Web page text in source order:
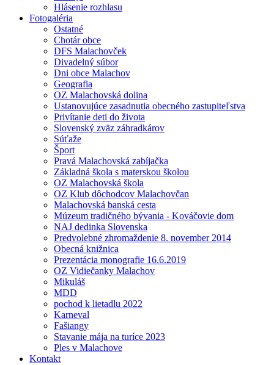
Hlásenie rozhlasu
Fotogaléria
Ostatné
Chotár obce
DFS Malachovček
Divadelný súbor
Dni obce Malachov
Geografia
OZ Malachovská dolina
Ustanovujúce zasadnutia obecného zastupiteľstva
Privítanie deti do života
Slovenský zväz záhradkárov
Súťaže
Šport
Pravá Malachovská zabíjačka
Základná škola s materskou školou
OZ Malachovská škola
OZ Klub dôchodcov Malachovčan
Malachovská banská cesta
Múzeum tradičného bývania - Kováčovie dom
NAJ dedinka Slovenska
Predvolebné zhromaždenie 8. november 2014
Obecná knižnica
Prezentácia monografie 16.6.2019
OZ Vidiečanky Malachov
Mikuláš
MDD
pochod k lietadlu 2022
Karneval
Fašiangy
Stavanie mája na turíce 2023
Ples v Malachove
Kontakt